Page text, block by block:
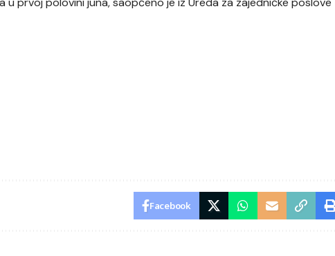
Facebook